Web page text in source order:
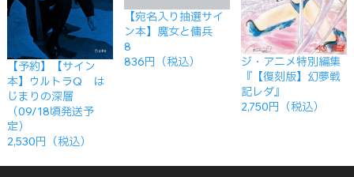
【予約】【サイン
本】ウルトラQ は
じまりの深層
（09/18頃発送予
定）
2,530円（税込）
【宛名入り抽選サイ
ン本】魔女と傭兵
8
836円（税込）
ジ・アニメ特別編集
『【復刻版】幻夢戦
記レダ』
2,750円（税込）